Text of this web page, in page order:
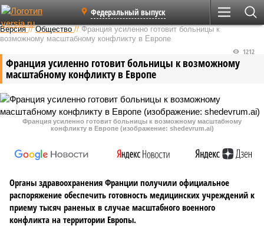
Федеральный выпуск
Версия //Общество //Франция усиленно готовит больницы к
возможному масштабному конфликту в Европе
Франция усиленно готовит больницы к возможному
масштабному конфликту в Европе
1212
Франция усиленно готовит больницы к возможному масштабному
конфликту в Европе (изображение: shedevrum.ai)
Органы здравоохранения Франции получили официальное
распоряжение обеспечить готовность медицинских учреждений к
приему тысяч раненых в случае масштабного военного
конфликта на территории Европы.